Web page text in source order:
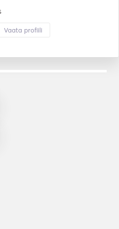
Vaata profiili